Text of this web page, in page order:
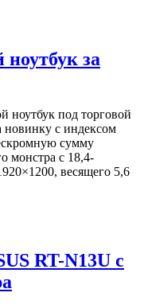
за
ноутбук под торговой
с индексом
сумму
монстра с 18,4-
весящего 5,6
RT-N13U с